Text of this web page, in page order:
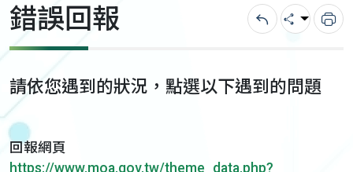
錯誤回報 回上一頁
分享 列
請依您遇到的狀況，點選以下遇到的問題
回報網頁
https://www.moa.gov.tw/theme_data.php?